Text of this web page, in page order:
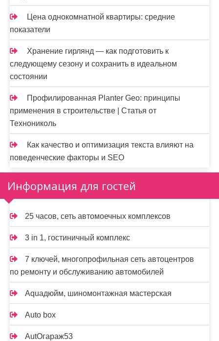
Цена однокомнатной квартиры: средние
показатели
Хранение гирлянд — как подготовить к
следующему сезону и сохранить в идеальном
состоянии
Профилированная Planter Geo: принципы
применения в строительстве | Статья от
Технониколь
Как качество и оптимизация текста влияют на
поведенческие факторы и SEO
Информация для гостей
25 часов, сеть автомоечных комплексов
3 in 1, гостиничный комплекс
7 ключей, многопрофильная сеть автоцентров
по ремонту и обслуживанию автомобилей
Aquaдюйм, шиномонтажная мастерская
Auto box
AutOгараж53